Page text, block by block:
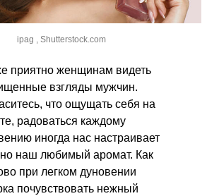
ipag , Shutterstock.com
приятно женщинам видеть
взгляды мужчин.
что ощущать себя на
радоваться каждому
иногда нас настраивает
наш любимый аромат. Как
при легком дуновении
почувствовать нежный